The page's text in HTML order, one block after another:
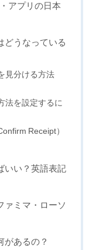
アプリの日本
どうなっている
見分ける方法
法を設定するに
Receipt）
いい？英語表記
ァミマ・ローソ
があるの？